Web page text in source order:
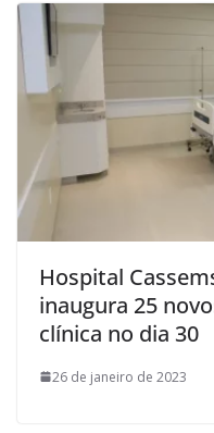
Hospital
inaugura 25
clínica no dia 30
26 de janeiro de 2023